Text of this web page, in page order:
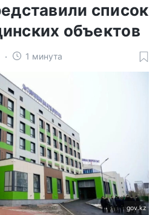
список
объектов
1 минута
gov.kz